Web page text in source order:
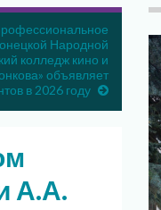
Народной
колледж кино и
объявляет
в 2026 году
А.А.